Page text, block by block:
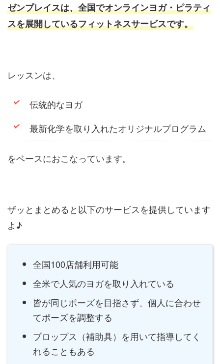
ゼンプレイスは、全国でオンラインヨガ・ピラティ
スを展開しているフィットネスサービスです。
レッスンは、
伝統的なヨガ
最新化学を取り入れたオリジナルプログラム
をベースにおこなっています。
ザッとまとめると以下のサービスを提供しています
よ♪
全国100店舗利用可能
全米で人気のヨガを取り入れている
皆が同じポーズを目指さず、個人に合わせ
てポーズを調整する
プロップス（補助具）を用いて指導してく
れることもある